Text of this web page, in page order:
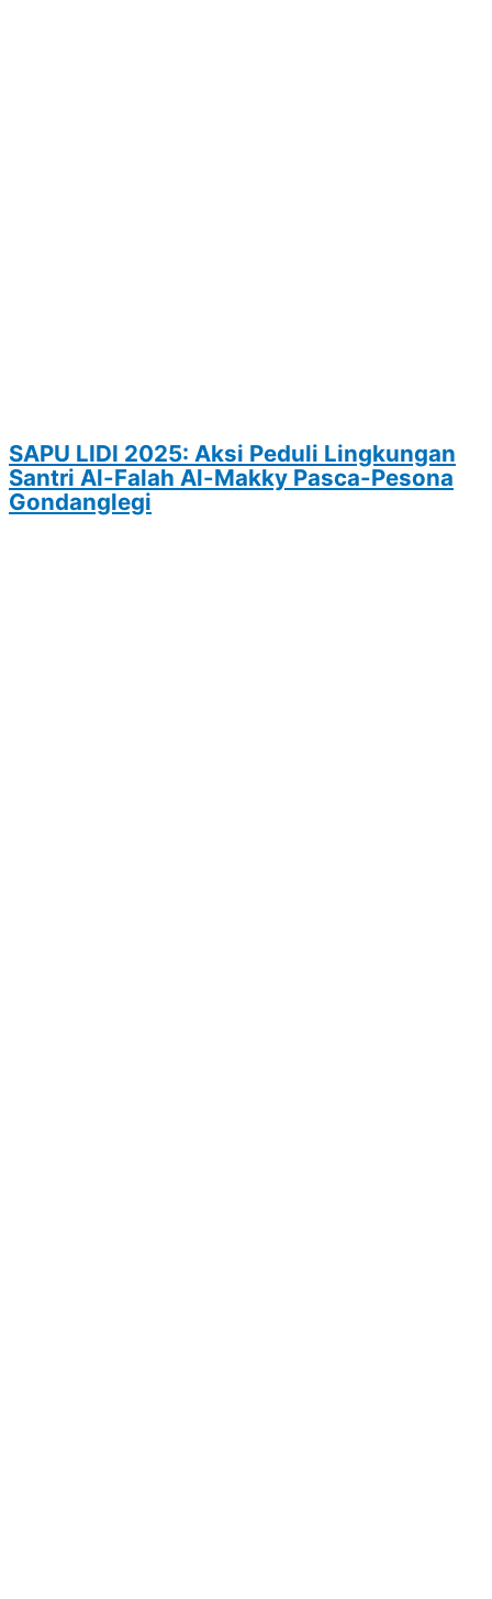
SAPU LIDI 2025: Aksi Peduli Lingkungan
Santri Al-Falah Al-Makky Pasca-Pesona
Gondanglegi